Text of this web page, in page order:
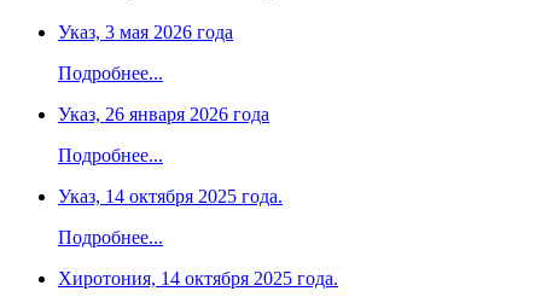
Указ, 3 мая 2026 года
Подробнее...
Указ, 26 января 2026 года
Подробнее...
Указ, 14 октября 2025 года.
Подробнее...
Хиротония, 14 октября 2025 года.